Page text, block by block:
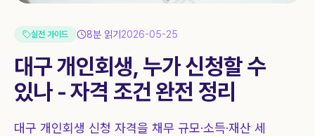
블로그
상담 신청1844-0755
실전 가이드 8분 읽기 2026-05-25
대구 개인회생, 누가 신청할 수
있나 - 자격 조건 완전 정리
대구 개인회생 신청 자격을 채무 규모·소득·재산 세